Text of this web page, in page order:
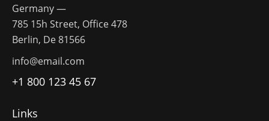
Germany —
785 15h Street, Office 478
Berlin, De 81566
info@email.com
+1 800 123 45 67
Links